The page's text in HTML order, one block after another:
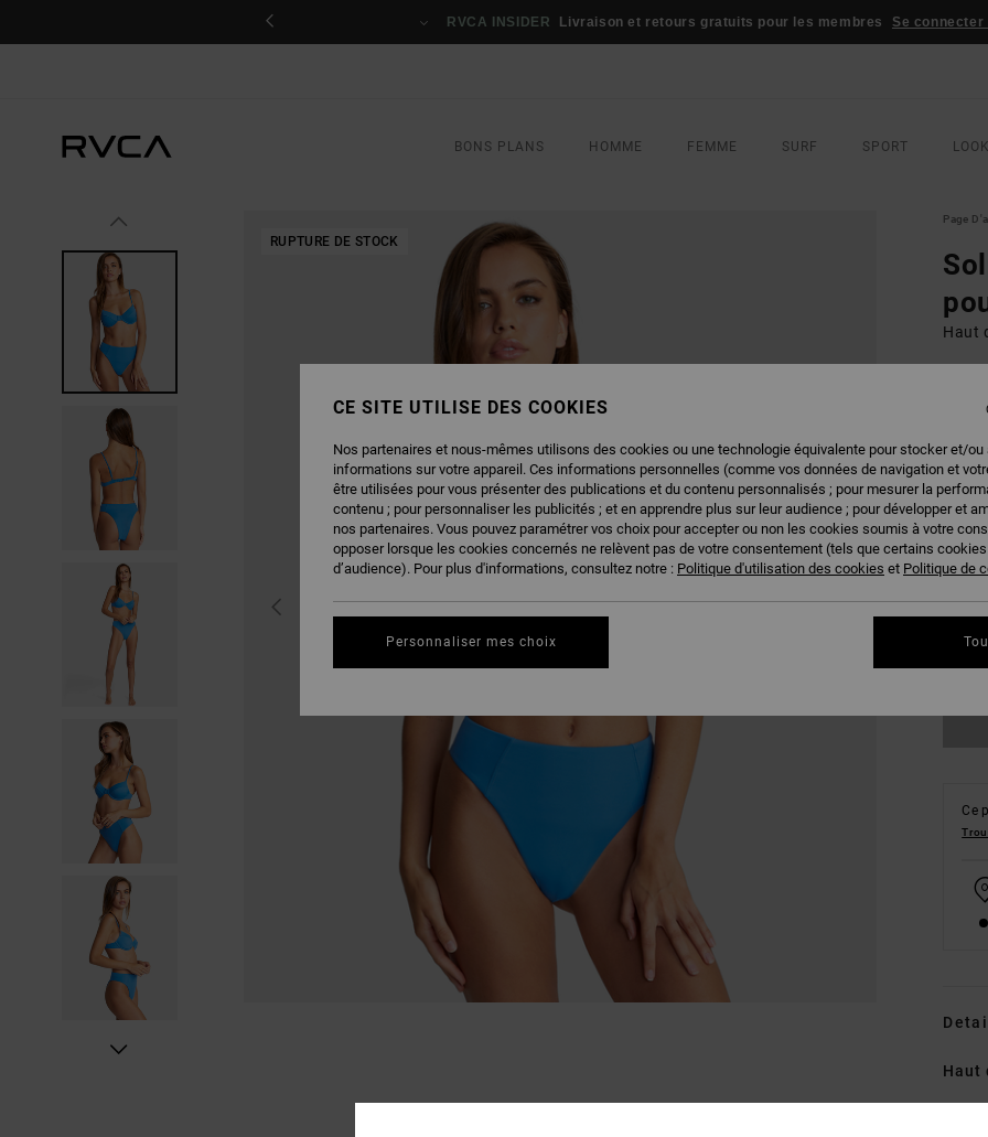
RVCA INSIDER Livraison et retours gratuits pour les membres Se
BONS PLANS HOMME FEMME SURF SPORT
RUPTURE DE STOCK
Page
Haut
Ce
Haut
CE SITE UTILISE DES COOKIES
Nos partenaires et nous-mêmes utilisons des cookies ou une technologie équivalente pour stocker et/ou
informations sur votre appareil. Ces informations personnelles (comme vos données de navigation et
être utilisées pour vous présenter des publications et du contenu personnalisés ; pour mesurer la
contenu ; pour personnaliser les publicités ; et en apprendre plus sur leur audience ; pour développer et
nos partenaires. Vous pouvez paramétrer vos choix pour accepter ou non les cookies soumis à votre
opposer lorsque les cookies concernés ne relèvent pas de votre consentement (tels que certains
d’audience). Pour plus d'informations, consultez notre : Politique d'utilisation des cookies et Politique de
Personnaliser mes choix